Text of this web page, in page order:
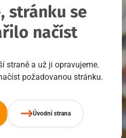
stránku se
načíst
straně a už ji opravujeme.
požadovanou stránku.
Úvodní strana